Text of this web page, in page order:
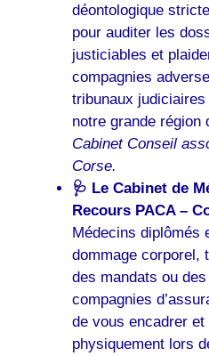
déontologique
pour auditer les
justiciables et
compagnies
tribunaux
notre grande région
Cabinet Conseil
Corse.
🩺 Le Cabinet de
Recours PACA –
Médecins diplômés
dommage corporel,
des mandats ou
compagnies
de vous encadrer
physiquement lors